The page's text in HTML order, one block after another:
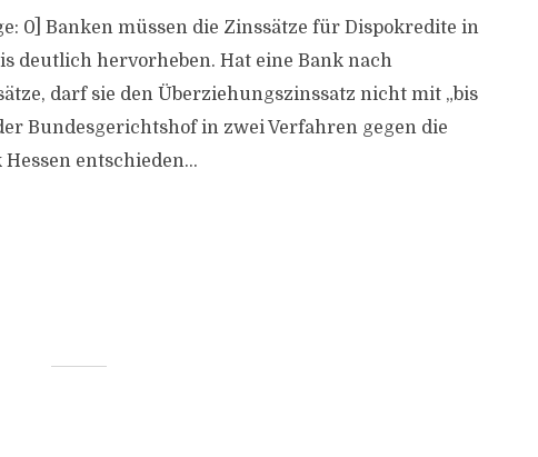
0] Banken müssen die Zinssätze für Dispokredite in
deutlich hervorheben. Hat eine Bank nach
darf sie den Überziehungszinssatz nicht mit „bis
Bundesgerichtshof in zwei Verfahren gegen die
entschieden...